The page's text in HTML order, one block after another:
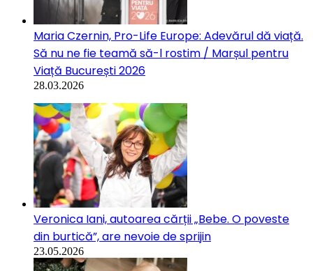
Maria Czernin, Pro-Life Europe: Adevărul dă viață.
Să nu ne fie teamă să-l rostim / Marșul pentru
Viață București 2026
28.03.2026
Veronica Iani, autoarea cărții „Bebe. O poveste
din burtică”, are nevoie de sprijin
23.05.2026